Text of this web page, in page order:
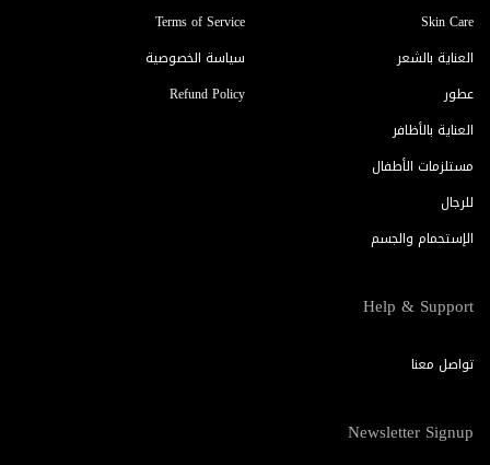
Skin Care
العناية بالشعر
عطور
العناية بالأظافر
مستلزمات الأطفال
للرجال
الإستحمام والجسم
Terms of Service
سياسة الخصوصية
Refund Policy
Help & Support
تواصل معنا
Newsletter Signup